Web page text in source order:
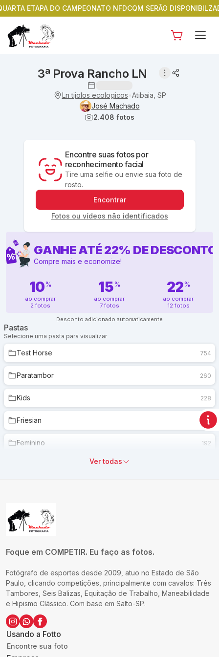
ETAPA DO CAMPEONATO NFDCQM SERÃO
3ª Prova Rancho LN
Ln tijolos ecologicos Atibaia, SP
José Machado
2.408 fotos
Encontre suas fotos por
reconhecimento facial
Tire uma selfie ou envie sua foto de
rosto.
Encontrar
Fotos ou vídeos não identificados
GANHE ATÉ22% DE DESCONTO
Compre mais e economize!
10%
ao comprar
2 fotos
15%
ao comprar
7 fotos
22%
ao comprar
12 fotos
Desconto adicionado automaticamente
Pastas
Selecione uma pasta para visualizar
Test Horse 754
Paratambor 260
Kids 228
Friesian 9
Feminino 192
Aberta
Amador
Potro
Cavaleiro Iniciante
Jovem C
Tira Teima
Ver todas
Foque em COMPETIR. Eu faço as fotos.
Fotógrafo de esportes desde 2009, atuo no Estado de São
Paulo, clicando competições, principalmente com cavalos: Três
Tambores, Seis Balizas, Equitação de Trabalho, Maneabilidade
e Hipismo Clássico. Com base em Salto-SP.
Usando a Fotto
Encontre sua foto